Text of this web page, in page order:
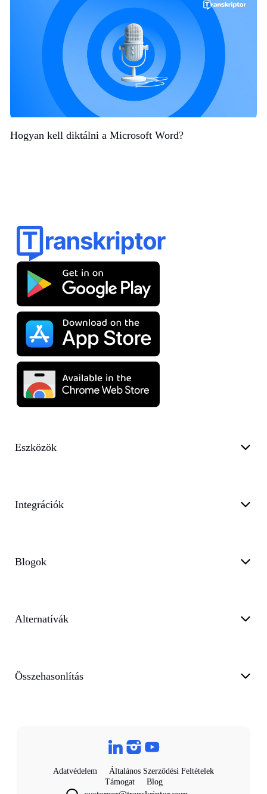
Hogyan kell diktálni a Microsoft Word?
Eszközök
Integrációk
Blogok
Alternatívák
Összehasonlítás
Adatvédelem
Általános Szerződési Feltételek
Támogat
Blog